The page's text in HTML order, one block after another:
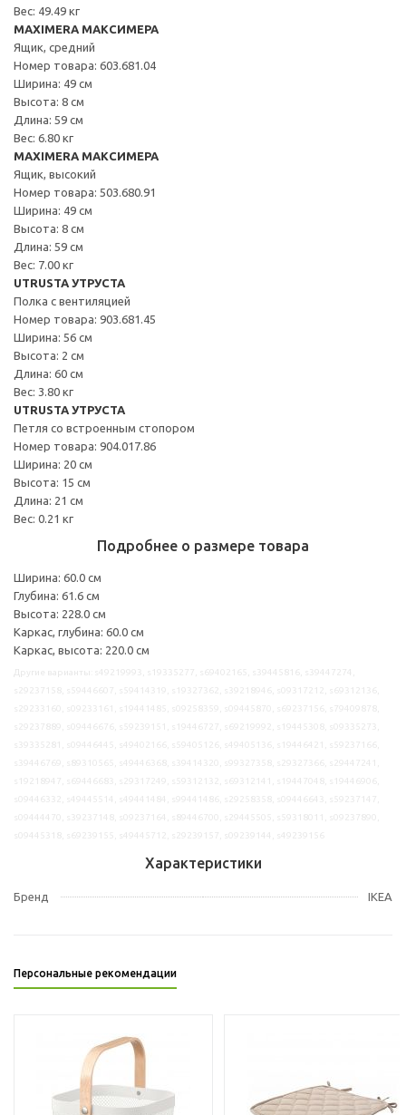
Вес: 49.49 кг
MAXIMERA МАКСИМЕРА
Ящик, средний
Номер товара: 603.681.04
Ширина: 49 см
Высота: 8 см
Длина: 59 см
Вес: 6.80 кг
MAXIMERA МАКСИМЕРА
Ящик, высокий
Номер товара: 503.680.91
Ширина: 49 см
Высота: 8 см
Длина: 59 см
Вес: 7.00 кг
UTRUSTA УТРУСТА
Полка с вентиляцией
Номер товара: 903.681.45
Ширина: 56 см
Высота: 2 см
Длина: 60 см
Вес: 3.80 кг
UTRUSTA УТРУСТА
Петля со встроенным стопором
Номер товара: 904.017.86
Ширина: 20 см
Высота: 15 см
Длина: 21 см
Вес: 0.21 кг
Подробнее о размере товара
Ширина: 60.0 см
Глубина: 61.6 см
Высота: 228.0 см
Каркас, глубина: 60.0 см
Каркас, высота: 220.0 см
Характеристики
Бренд IKEA
Персональные рекомендации